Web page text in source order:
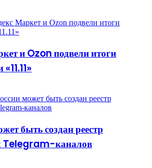
и Ozon подвели итоги
быть создан реестр
Telegram-каналов